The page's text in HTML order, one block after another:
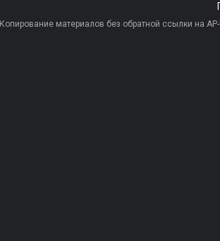
Копирование материалов без обратной ссылки на